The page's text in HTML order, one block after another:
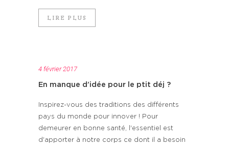
LIRE PLUS
4 février 2017
En manque d’idée pour le ptit déj ?
Inspirez-vous des traditions des différents
pays du monde pour innover ! Pour
demeurer en bonne santé, l'essentiel est
d'apporter à notre corps ce dont il a besoin